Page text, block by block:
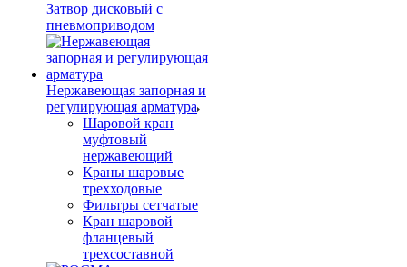
Затвор дисковый с
пневмоприводом
Нержавеющая запорная и
регулирующая арматура
Шаровой кран
муфтовый
нержавеющий
Краны шаровые
трехходовые
Фильтры сетчатые
Кран шаровой
фланцевый
трехсоставной